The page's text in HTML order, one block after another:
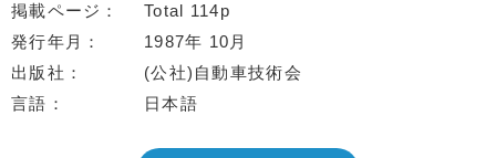
掲載ページ
Total 114p
発行年月
1987年 10月
出版社
(公社)自動車技術会
言語
日本語